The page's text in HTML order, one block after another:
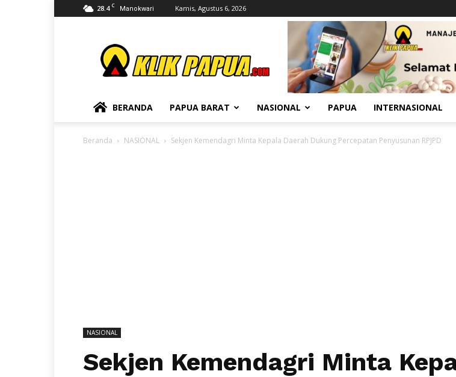
28.4 C Manokwari Kamis, Agustus 6, 2026
BERANDA PAPUA BARAT NASIONAL PAPUA INTERNASIONAL
Beranda NASIONAL Sekjen Kemendagri Minta Kepala Daerah Dukung Percepatan Penyusunan RPJPD
NASIONAL
Sekjen Kemendagri Minta